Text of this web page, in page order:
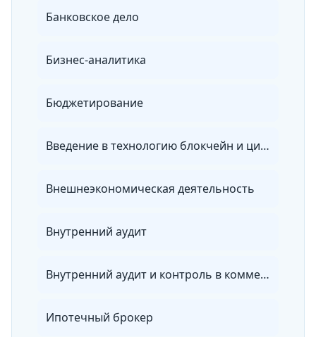
Банковское дело
Бизнес-аналитика
Бюджетирование
Введение в технологию блокчейн и цифровую экономику
Внешнеэкономическая деятельность
Внутренний аудит
Внутренний аудит и контроль в коммерческих организациях
Ипотечный брокер